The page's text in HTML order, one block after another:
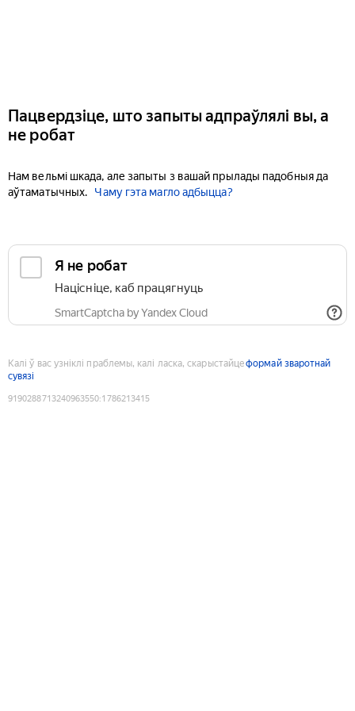
Пацвердзіце, што запыты адпраўлялі вы, а
не робат
Нам вельмі шкада, але запыты з вашай прылады падобныя да
аўтаматычных.
Чаму гэта магло адбыцца?
Я не робат
Націсніце, каб працягнуць
SmartCaptcha by Yandex Cloud
Калі ў вас узніклі праблемы, калі ласка, скарыстайцеформай зваротнай
сувязі
9190288713240963550:1786213415